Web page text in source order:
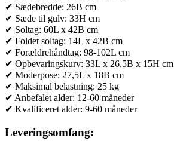
✔ Sædebredde: 26B cm
✔ Sæde til gulv: 33H cm
✔ Soltag: 60L x 42B cm
✔ Foldet soltag: 14L x 42B cm
✔ Forældrehåndtag: 98-102L cm
✔ Opbevaringskurv: 33L x 26,5B x 15H cm
✔ Moderpose: 27,5L x 18B cm
✔ Maksimal belastning: 25 kg
✔ Anbefalet alder: 12-60 måneder
✔ Kvalificeret alder: 9-60 måneder
Leveringsomfang: